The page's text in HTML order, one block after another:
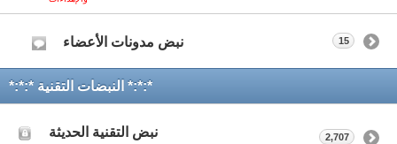
نبض مدونات الأعضاء 15
*:*:* النبضات التقنية *:*:*
نبض التقنية الحديثة 2,707